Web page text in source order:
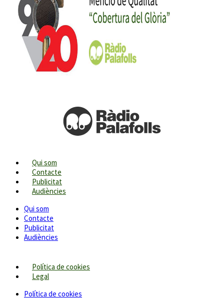
Qui som
Contacte
Publicitat
Audiències
Qui som
Contacte
Publicitat
Audiències
Política de cookies
Legal
Política de cookies